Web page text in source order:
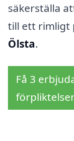
säkerställa
till ett rimligt
Ölsta.
Få 3